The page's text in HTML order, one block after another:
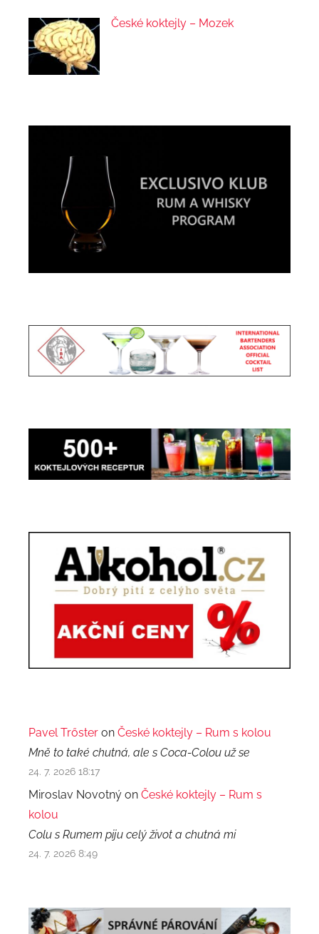
České koktejly – Mozek
Pavel Trőster on České koktejly – Rum s kolou
Mně to také chutná, ale s Coca-Colou už se
24. 7. 2026 18:17
Miroslav Novotný on České koktejly – Rum s
kolou
Colu s Rumem piju celý život a chutná mi
24. 7. 2026 8:49